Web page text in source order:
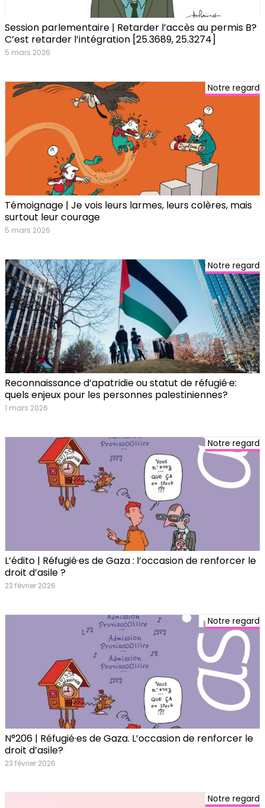
Session parlementaire | Retarder l’accès au permis B?
C’est retarder l’intégration [25.3689, 25.3274]
5 mars 2026
Notre regard
Témoignage | Je vois leurs larmes, leurs colères, mais
surtout leur courage
5 mars 2026
Notre regard
Reconnaissance d’apatridie ou statut de réfugié·e:
quels enjeux pour les personnes palestiniennes?
1 mars 2026
Notre regard
L’édito | Réfugié·es de Gaza : l’occasion de renforcer le
droit d’asile ?
23 février 2026
Notre regard
N°206 | Réfugié·es de Gaza. L’occasion de renforcer le
droit d’asile?
23 février 2026
Notre regard